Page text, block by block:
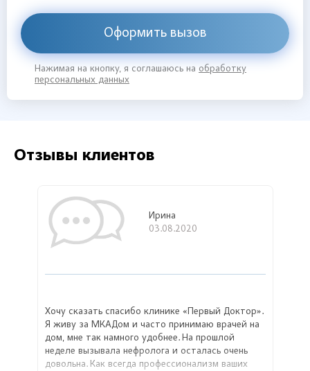
Оформить вызов
Нажимая на кнопку, я соглашаюсь на обработку
персональных данных
Отзывы клиентов
Ирина
03.08.2020
Хочу сказать спасибо клинике «Первый Доктор».
Я живу за МКАДом и часто принимаю врачей на
дом, мне так намного удобнее. На прошлой
неделе вызывала нефролога и осталась очень
довольна. Как всегда профессионализм ваших